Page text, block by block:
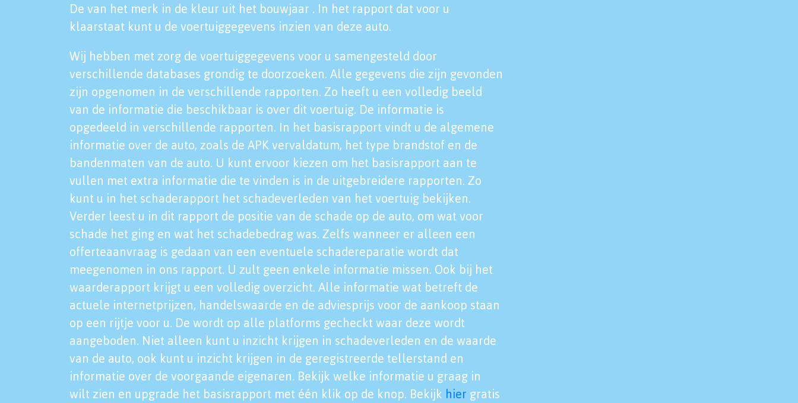
De van het merk in de kleur uit het bouwjaar . In het rapport dat voor u
klaarstaat kunt u de voertuiggegevens inzien van deze auto.
Wij hebben met zorg de voertuiggegevens voor u samengesteld door
verschillende databases grondig te doorzoeken. Alle gegevens die zijn gevonden
zijn opgenomen in de verschillende rapporten. Zo heeft u een volledig beeld
van de informatie die beschikbaar is over dit voertuig. De informatie is
opgedeeld in verschillende rapporten. In het basisrapport vindt u de algemene
informatie over de auto, zoals de APK vervaldatum, het type brandstof en de
bandenmaten van de auto. U kunt ervoor kiezen om het basisrapport aan te
vullen met extra informatie die te vinden is in de uitgebreidere rapporten. Zo
kunt u in het schaderapport het schadeverleden van het voertuig bekijken.
Verder leest u in dit rapport de positie van de schade op de auto, om wat voor
schade het ging en wat het schadebedrag was. Zelfs wanneer er alleen een
offerteaanvraag is gedaan van een eventuele schadereparatie wordt dat
meegenomen in ons rapport. U zult geen enkele informatie missen. Ook bij het
waarderapport krijgt u een volledig overzicht. Alle informatie wat betreft de
actuele internetprijzen, handelswaarde en de adviesprijs voor de aankoop staan
op een rijtje voor u. De wordt op alle platforms gecheckt waar deze wordt
aangeboden. Niet alleen kunt u inzicht krijgen in schadeverleden en de waarde
van de auto, ook kunt u inzicht krijgen in de geregistreerde tellerstand en
informatie over de voorgaande eigenaren. Bekijk welke informatie u graag in
wilt zien en upgrade het basisrapport met één klik op de knop. Bekijk hier gratis